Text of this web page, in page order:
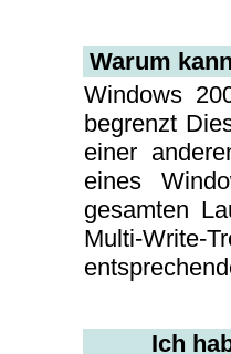
Warum
Windows
begrenzt
einer
eines
gesamten
Multi-
Ich